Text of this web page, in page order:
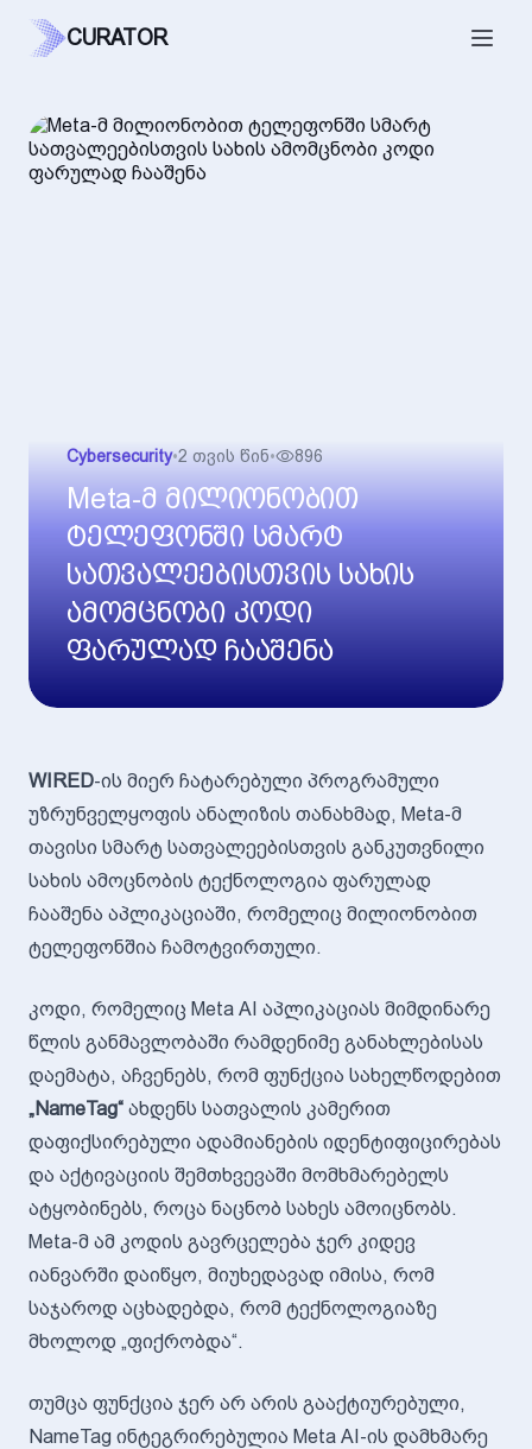
CURATOR
Cybersecurity•2 თვის წინ• 896
Meta-მ მილიონობით
ტელეფონში სმარტ
სათვალეებისთვის სახის
ამომცნობი კოდი
ფარულად ჩააშენა
WIRED-ის მიერ ჩატარებული პროგრამული
უზრუნველყოფის ანალიზის თანახმად, Meta-მ
თავისი სმარტ სათვალეებისთვის განკუთვნილი
სახის ამოცნობის ტექნოლოგია ფარულად
ჩააშენა აპლიკაციაში, რომელიც მილიონობით
ტელეფონშია ჩამოტვირთული.
კოდი, რომელიც Meta AI აპლიკაციას მიმდინარე
წლის განმავლობაში რამდენიმე განახლებისას
დაემატა, აჩვენებს, რომ ფუნქცია სახელწოდებით
„NameTag“ ახდენს სათვალის კამერით
დაფიქსირებული ადამიანების იდენტიფიცირებას
და აქტივაციის შემთხვევაში მომხმარებელს
ატყობინებს, როცა ნაცნობ სახეს ამოიცნობს.
Meta-მ ამ კოდის გავრცელება ჯერ კიდევ
იანვარში დაიწყო, მიუხედავად იმისა, რომ
საჯაროდ აცხადებდა, რომ ტექნოლოგიაზე
მხოლოდ „ფიქრობდა“.
თუმცა ფუნქცია ჯერ არ არის გააქტიურებული,
NameTag ინტეგრირებულია Meta AI-ის დამხმარე